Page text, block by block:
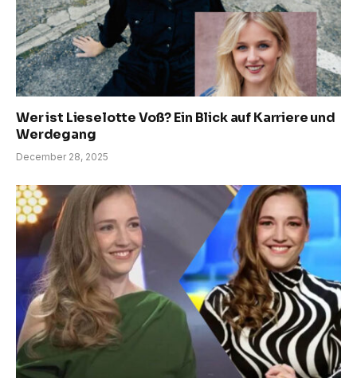
Wer ist Lieselotte Voß? Ein Blick auf Karriere und
Werdegang
December 28, 2025